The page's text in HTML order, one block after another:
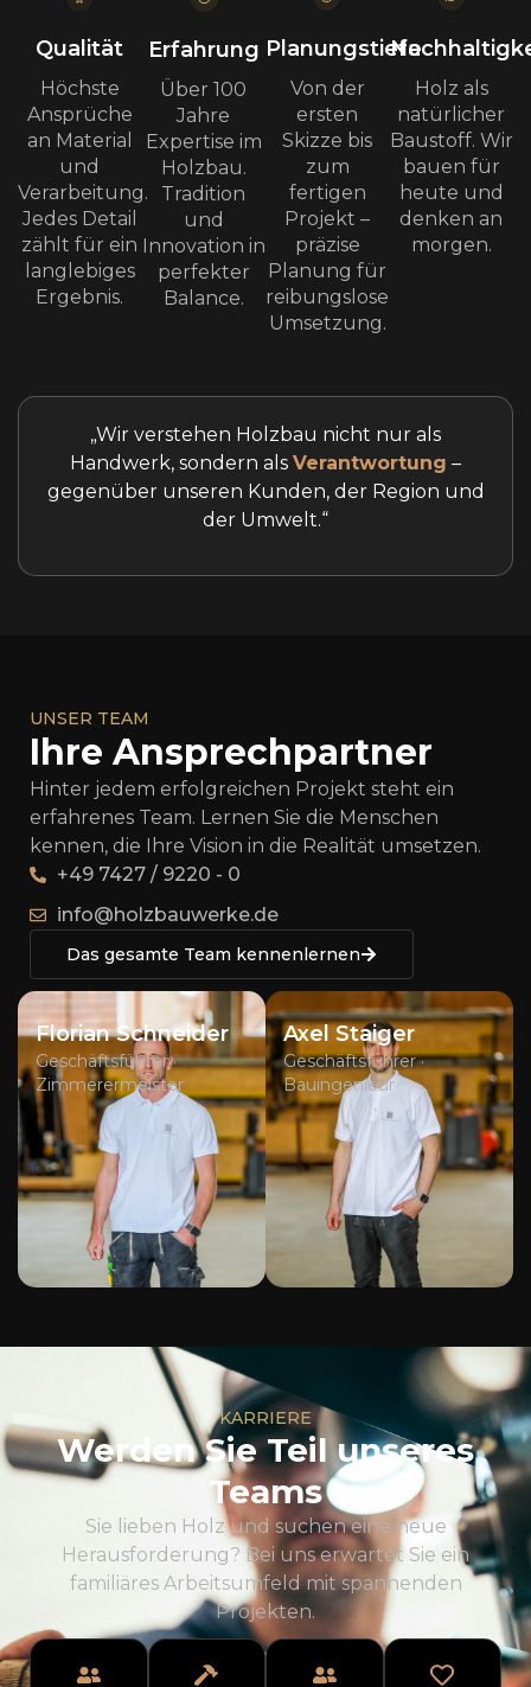
Qualität
Höchste
Ansprüche
an Material
und
Verarbeitung.
Jedes Detail
zählt für ein
langlebiges
Ergebnis.
Erfahrung
Über 100
Jahre
Expertise im
Holzbau.
Tradition
und
Innovation in
perfekter
Balance.
Planungstiefe
Von der
ersten
Skizze bis
zum
fertigen
Projekt –
präzise
Planung für
reibungslose
Umsetzung.
Holz als
natürlicher
Baustoff. Wir
bauen für
heute und
denken an
morgen.
„Wir verstehen Holzbau nicht nur als
Handwerk, sondern als Verantwortung –
gegenüber unseren Kunden, der Region und
der Umwelt.“
UNSER TEAM
Ihre Ansprechpartner
Hinter jedem erfolgreichen Projekt steht ein
erfahrenes Team. Lernen Sie die Menschen
kennen, die Ihre Vision in die Realität umsetzen.
+49 7427 / 9220 - 0
info@holzbauwerke.de
Das gesamte Team kennenlernen
Florian Schneider
Geschäftsführer ·
Zimmerermeister
Axel Staiger
Geschäftsführer ·
Bauingenieur
KARRIERE
Werden Sie Teil unseres
Teams
Sie lieben Holz und suchen eine neue
Herausforderung? Bei uns erwartet Sie ein
familiäres Arbeitsumfeld mit spannenden
Projekten.